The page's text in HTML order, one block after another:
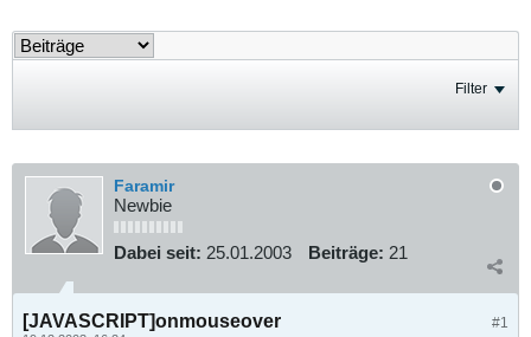
Filter
Faramir
Newbie
Dabei seit: 25.01.2003 Beiträge: 21
#1
[JAVASCRIPT]onmouseover